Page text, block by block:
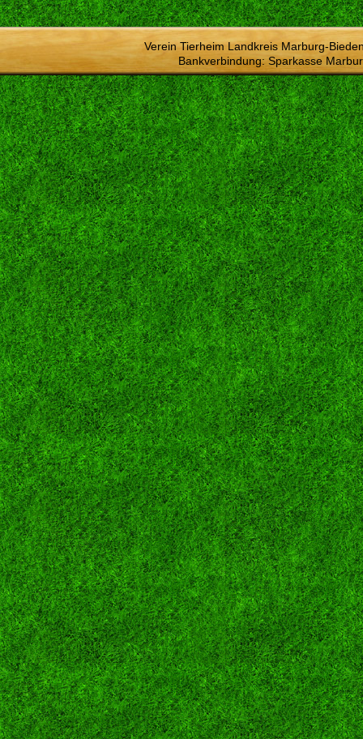
Verein Tierheim Landkreis Marburg-
Bankverbindung: Sparkasse